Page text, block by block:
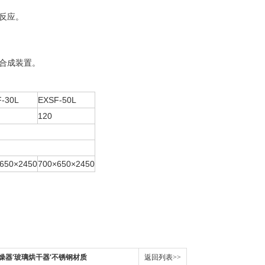
应。
装置。
30L
EXSF-50L
120
700×650×2450
器'玻璃烘干器'不锈钢材质 返回列表>>